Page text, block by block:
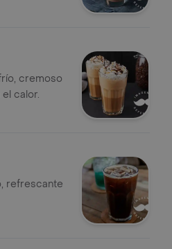
cremoso
calor.
refrescante